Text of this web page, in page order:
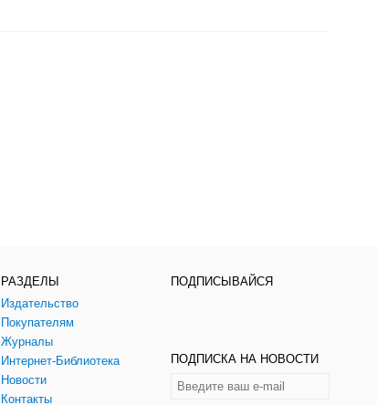
РАЗДЕЛЫ
Издательство
Покупателям
Журналы
Интернет-Библиотека
Новости
Контакты
ПОДПИСЫВАЙСЯ
ПОДПИСКА НА НОВОСТИ